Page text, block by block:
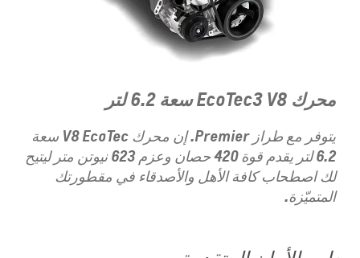
محرك EcoTec3 V8 سعة 6.2 لتر
يتوفر مع طراز Premier. إن محرك V8 EcoTec سعة
6.2 لتر يقدم قوة 420 حصان وعزم 623 نيوتن متر ليتيح
لك اصطحاب كافة الأهل والأصدقاء في مقطورتك
المتميّزة.